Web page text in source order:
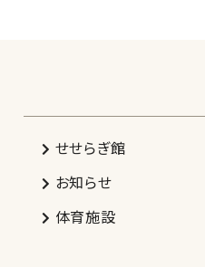
せせらぎ館
お知らせ
体育施設